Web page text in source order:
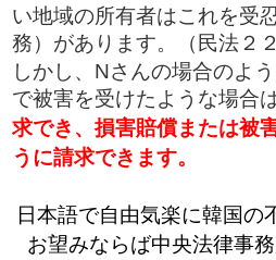
い地域の所有者はこれを受
務）があります。（民法２
しかし、Nさんの場合のよ
で被害を受けたような場合は
求でき、損害賠償または被
うに請求できます。
日本語で自由気楽に韓国の
お望みならば中央法律事